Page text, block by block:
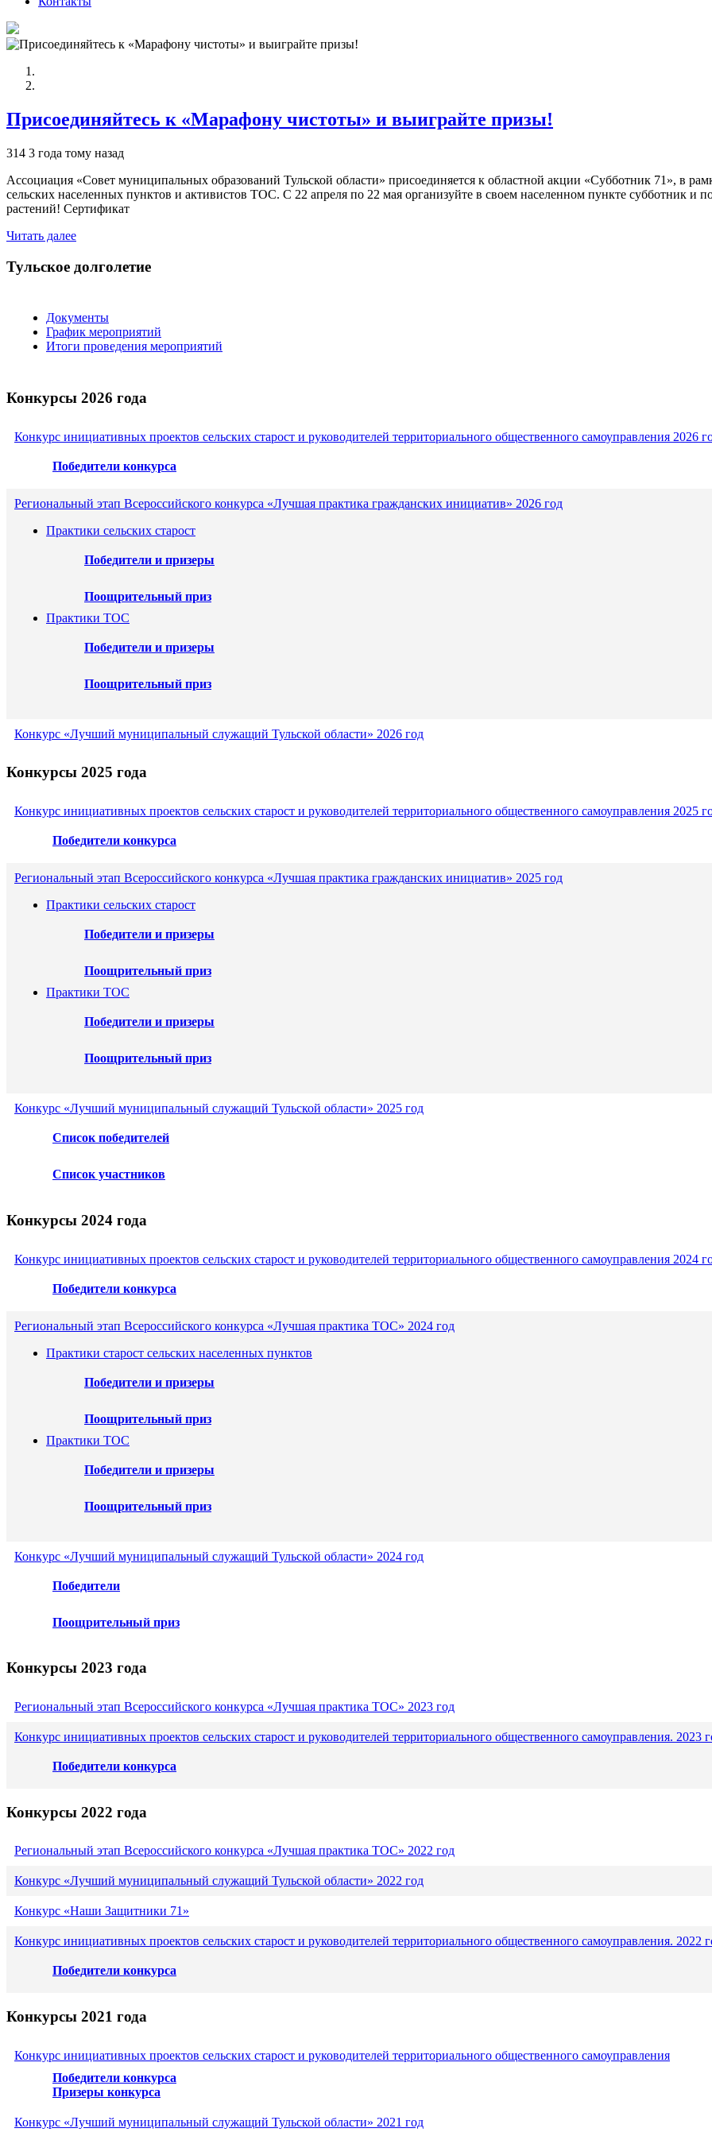
Присоединяйтесь к «Марафону чистоты» и выиграйте призы!
314 3 года тому назад
Ассоциация «Совет муниципальных образований Тульской области» присоединяется к областной акции «Субботник 71», в
сельских населенных пунктов и активистов ТОС. С 22 апреля по 22 мая организуйте в своем населенном пункте субботник и
растений! Сертификат
Читать далее
Тульское долголетие
Документы
График мероприятий
Итоги проведения мероприятий
Конкурсы 2026 года
Конкурс инициативных проектов сельских старост и руководителей территориального общественного самоуправления 2026
Победители конкурса
Региональный этап Всероссийского конкурса «Лучшая практика гражданских инициатив» 2026 год
Практики сельских старост
Победители и призеры
Поощрительный приз
Практики ТОС
Победители и призеры
Поощрительный приз
Конкурс «Лучший муниципальный служащий Тульской области» 2026 год
Конкурсы 2025 года
Конкурс инициативных проектов сельских старост и руководителей территориального общественного самоуправления 2025
Победители конкурса
Региональный этап Всероссийского конкурса «Лучшая практика гражданских инициатив» 2025 год
Практики сельских старост
Победители и призеры
Поощрительный приз
Практики ТОС
Победители и призеры
Поощрительный приз
Конкурс «Лучший муниципальный служащий Тульской области» 2025 год
Список победителей
Список участников
Конкурсы 2024 года
Конкурс инициативных проектов сельских старост и руководителей территориального общественного самоуправления 2024
Победители конкурса
Региональный этап Всероссийского конкурса «Лучшая практика ТОС» 2024 год
Практики старост сельских населенных пунктов
Победители и призеры
Поощрительный приз
Практики ТОС
Победители и призеры
Поощрительный приз
Конкурс «Лучший муниципальный служащий Тульской области» 2024 год
Победители
Поощрительный приз
Конкурсы 2023 года
Региональный этап Всероссийского конкурса «Лучшая практика ТОС» 2023 год
Конкурс инициативных проектов сельских старост и руководителей территориального общественного самоуправления. 2023
Победители конкурса
Конкурсы 2022 года
Региональный этап Всероссийского конкурса «Лучшая практика ТОС» 2022 год
Конкурс «Лучший муниципальный служащий Тульской области» 2022 год
Конкурс «Наши Защитники 71»
Конкурс инициативных проектов сельских старост и руководителей территориального общественного самоуправления. 2022
Победители конкурса
Конкурсы 2021 года
Конкурс инициативных проектов сельских старост и руководителей территориального общественного самоуправления
Победители конкурса
Призеры конкурса
Конкурс «Лучший муниципальный служащий Тульской области» 2021 год